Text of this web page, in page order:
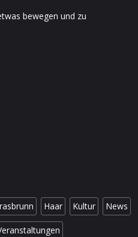
bewegen und zu
Haar Kultur News